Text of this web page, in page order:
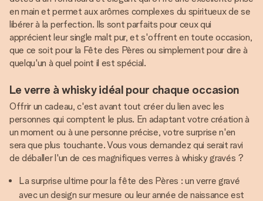
en main et permet aux arômes complexes du spiritueux de se
libérer à la perfection. Ils sont parfaits pour ceux qui
apprécient leur single malt pur, et s'offrent en toute occasion,
que ce soit pour la Fête des Pères ou simplement pour dire à
quelqu'un à quel point il est spécial.
Le verre à whisky idéal pour chaque occasion
Offrir un cadeau, c'est avant tout créer du lien avec les
personnes qui comptent le plus. En adaptant votre création à
un moment ou à une personne précise, votre surprise n'en
sera que plus touchante. Vous vous demandez qui serait ravi
de déballer l'un de ces magnifiques verres à whisky gravés ?
La surprise ultime pour la fête des Pères : un verre gravé
avec un design sur mesure ou leur année de naissance est